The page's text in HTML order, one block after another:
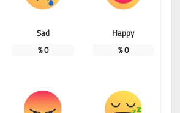
Happy
0
%
Sad
0
%